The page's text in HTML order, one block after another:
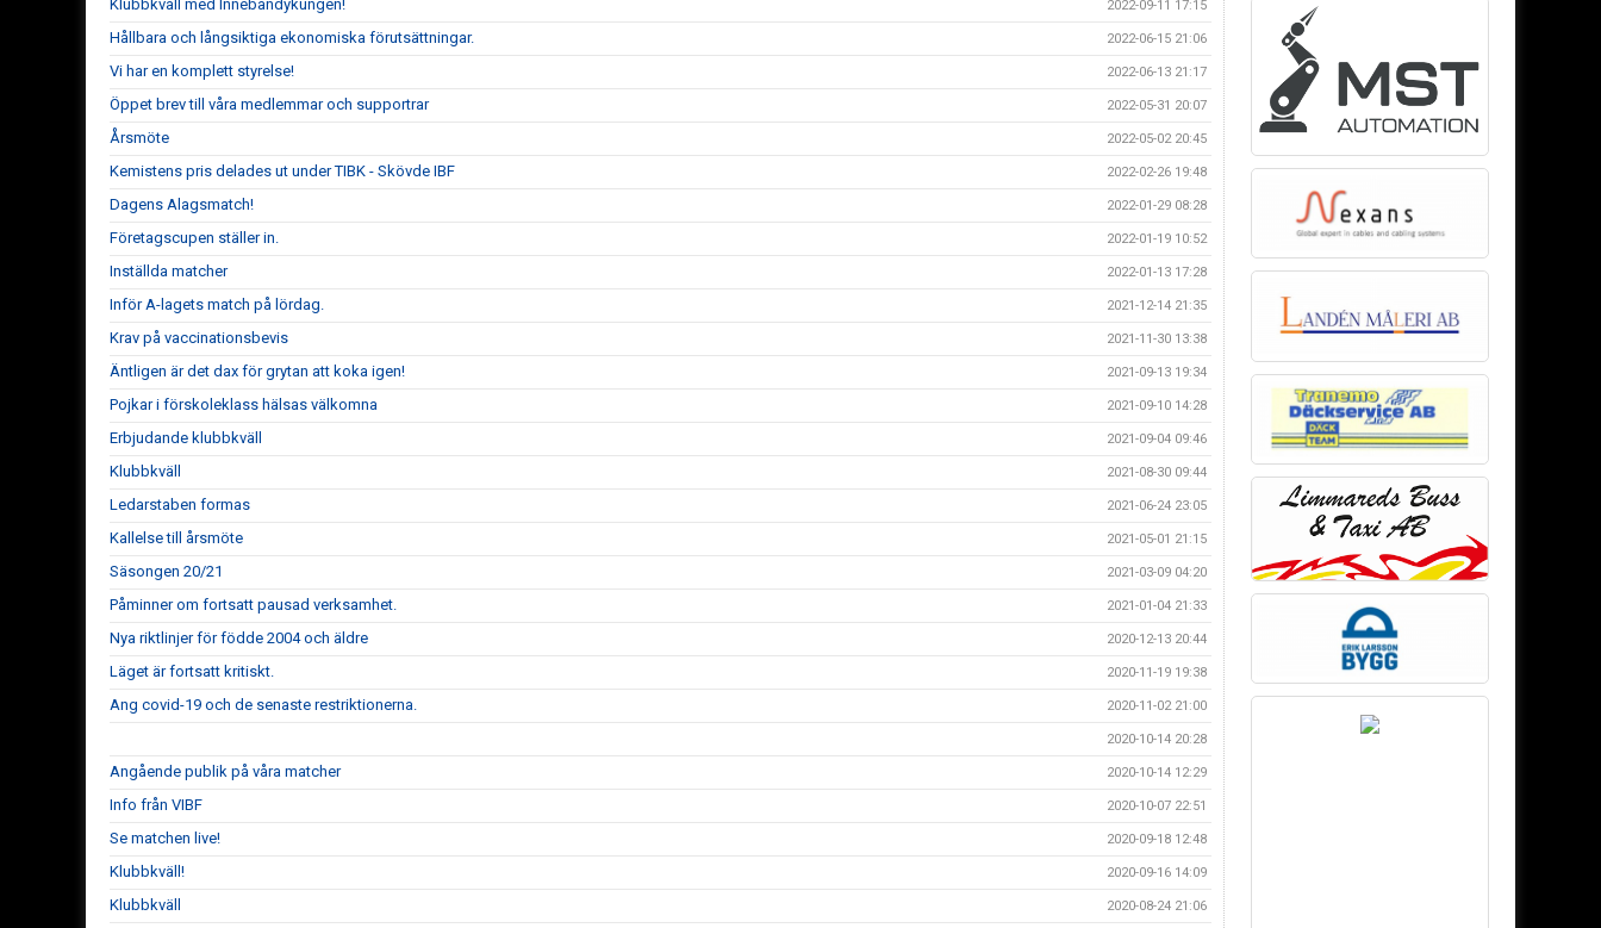
Klubbkväll med Innebandykungen! 2022-09-11 17:15
Hållbara och långsiktiga ekonomiska förutsättningar. 2022-06-15 21:06
Vi har en komplett styrelse! 2022-06-13 21:17
Öppet brev till våra medlemmar och supportrar 2022-05-31 20:07
Årsmöte 2022-05-02 20:45
Kemistens pris delades ut under TIBK - Skövde IBF 2022-02-26 19:48
Dagens Alagsmatch! 2022-01-29 08:28
Företagscupen ställer in. 2022-01-19 10:52
Inställda matcher 2022-01-13 17:28
Inför A-lagets match på lördag. 2021-12-14 21:35
Krav på vaccinationsbevis 2021-11-30 13:38
Äntligen är det dax för grytan att koka igen! 2021-09-13 19:34
Pojkar i förskoleklass hälsas välkomna 2021-09-10 14:28
Erbjudande klubbkväll 2021-09-04 09:46
Klubbkväll 2021-08-30 09:44
Ledarstaben formas 2021-06-24 23:05
Kallelse till årsmöte 2021-05-01 21:15
Säsongen 20/21 2021-03-09 04:20
Påminner om fortsatt pausad verksamhet. 2021-01-04 21:33
Nya riktlinjer för födde 2004 och äldre 2020-12-13 20:44
Läget är fortsatt kritiskt. 2020-11-19 19:38
Ang covid-19 och de senaste restriktionerna. 2020-11-02 21:00
2020-10-14 20:28
Angående publik på våra matcher 2020-10-14 12:29
Info från VIBF 2020-10-07 22:51
Se matchen live! 2020-09-18 12:48
Klubbkväll! 2020-09-16 14:09
Klubbkväll 2020-08-24 21:06